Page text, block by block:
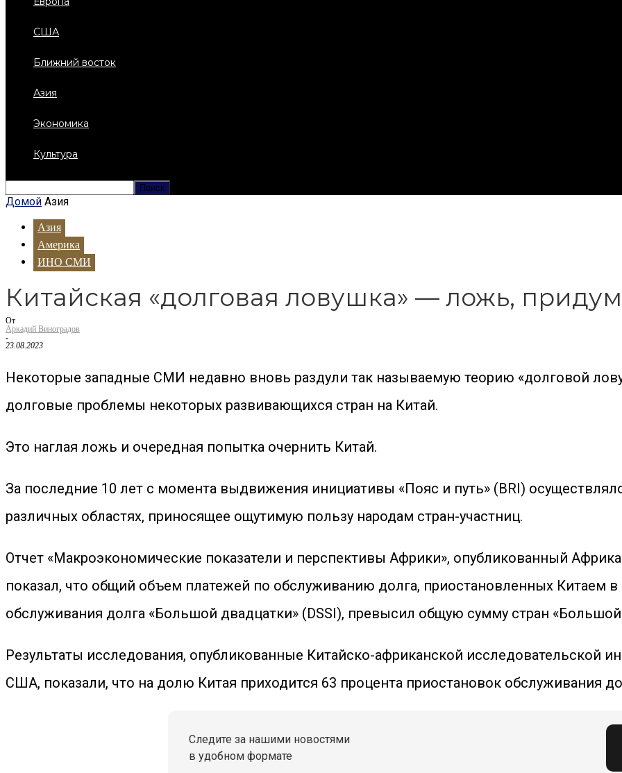
США
Ближний восток
Азия
Экономика
Культура
Домой Азия
Азия
Америка
ИНО СМИ
Китайская «долговая ловушка» — ложь,
От
Аркадий Виноградов
-
23.08.2023
Некоторые западные СМИ недавно вновь раздули так называемую теорию «долговой
долговые проблемы некоторых развивающихся стран на Китай.
Это наглая ложь и очередная попытка очернить Китай.
За последние 10 лет с момента выдвижения инициативы «Пояс и путь» (BRI)
различных областях, приносящее ощутимую пользу народам стран-участниц.
Отчет «Макроэкономические показатели и перспективы Африки», опубликованный
показал, что общий объем платежей по обслуживанию долга, приостановленных Китаем
обслуживания долга «Большой двадцатки» (DSSI), превысил общую сумму стран
Результаты исследования, опубликованные Китайско-африканской исследовательской
США, показали, что на долю Китая приходится 63 процента приостановок обслуживания
Следите за нашими новостями
в удобном формате